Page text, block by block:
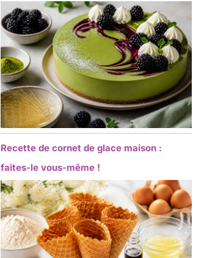
Recette de cornet de glace maison :
faites-le vous-même !